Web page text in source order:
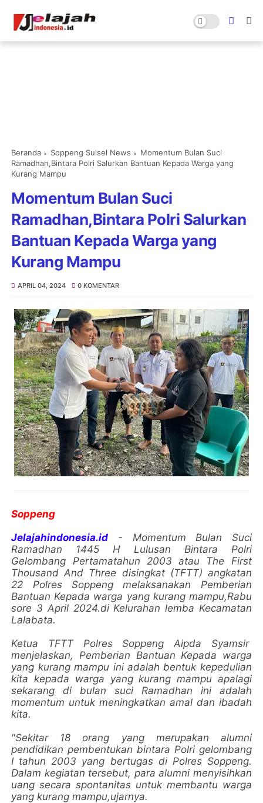
Beranda Soppeng Sulsel News
Momentum Bulan Suci
Ramadhan,Bintara Polri Salurkan Bantuan Kepada Warga yang
Kurang Mampu
Momentum Bulan Suci
Ramadhan,Bintara Polri Salurkan
Bantuan Kepada Warga yang
Kurang Mampu
APRIL 04, 2024 0 KOMENTAR
Soppeng
Jelajahindonesia.id - Momentum Bulan Suci
Ramadhan 1445 H Lulusan Bintara Polri
Gelombang Pertamatahun 2003 atau The First
Thousand And Three disingkat (TFTT) angkatan
22 Polres Soppeng melaksanakan Pemberian
Bantuan Kepada warga yang kurang mampu,Rabu
sore 3 April 2024.di Kelurahan lemba Kecamatan
Lalabata.
Ketua TFTT Polres Soppeng Aipda Syamsir
menjelaskan, Pemberian Bantuan Kepada warga
yang kurang mampu ini adalah bentuk kepedulian
kita kepada warga yang kurang mampu apalagi
sekarang di bulan suci Ramadhan ini adalah
momentum untuk meningkatkan amal dan ibadah
kita.
"Sekitar 18 orang yang merupakan alumni
pendidikan pembentukan bintara Polri gelombang
I tahun 2003 yang bertugas di Polres Soppeng.
Dalam kegiatan tersebut, para alumni menyisihkan
uang secara spontanitas untuk membantu warga
yang kurang mampu,ujarnya.